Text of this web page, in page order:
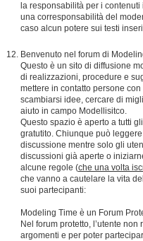
la responsabilità per i
una corresponsabilità del
caso alcun potere sui testi
Benvenuto nel forum di
Questo è un sito di diffusione
di realizzazioni, procedure e
mettere in contatto persone
scambiarsi idee, cercare di
aiuto in campo Modellisitco.
Questo spazio è aperto a tutti
gratutito. Chiunque può
discussione mentre solo gli
discussioni già aperte o
alcune regole (che una volta
che vanno a cautelare la vita
suoi partecipanti:
Modeling Time è un Forum
Nel forum protetto, l’utente
argomenti e per poter